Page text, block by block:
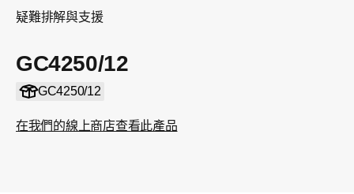
疑難排解與支援
GC4250/12
GC4250/12
在我們的線上商店查看此產品